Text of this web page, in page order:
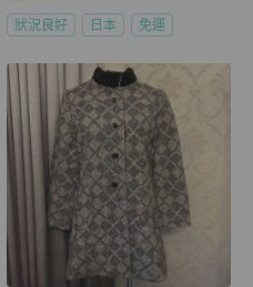
狀況良好 日本 免運